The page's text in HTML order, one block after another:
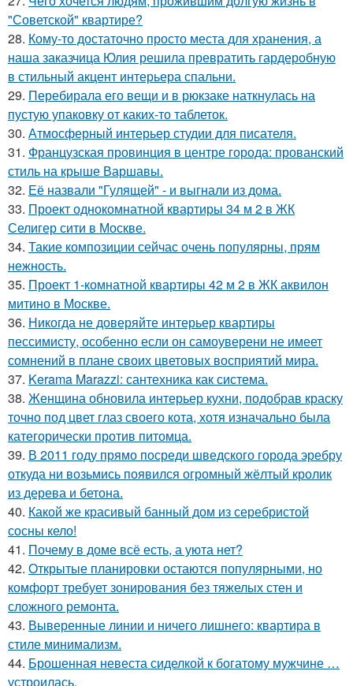
"Советской" квартире?
28. Кому-то достаточно просто места для хранения, а
наша заказчица Юлия решила превратить гардеробную
в стильный акцент интерьера спальни.
29. Перебирала его вещи и в рюкзаке наткнулась на
пустую упаковку от каких-то таблеток.
30. Атмосферный интерьер студии для писателя.
31. Французская провинция в центре города: прованский
стиль на крыше Варшавы.
32. Её назвали "Гулящей" - и выгнали из дома.
33. Проект однокомнатной квартиры 34 м 2 в ЖК
Селигер сити в Москве.
34. Такие композиции сейчас очень популярны, прям
нежность.
35. Проект 1-комнатной квартиры 42 м 2 в ЖК аквилон
митино в Москве.
36. Никогда не доверяйте интерьер квартиры
пессимисту, особенно если он самоуверени не имеет
сомнений в плане своих цветовых восприятий мира.
37. Kerama Marazzi: сантехника как система.
38. Женщина обновила интерьер кухни, подобрав краску
точно под цвет глаз своего кота, хотя изначально была
категорически против питомца.
39. В 2011 году прямо посреди шведского города эребру
откуда ни возьмись появился огромный жёлтый кролик
из дерева и бетона.
40. Какой же красивый банный дом из серебристой
сосны кело!
41. Почему в доме всё есть, а уюта нет?
42. Открытые планировки остаются популярными, но
комфорт требует зонирования без тяжелых стен и
сложного ремонта.
43. Выверенные линии и ничего лишнего: квартира в
стиле минимализм.
44. Брошенная невеста сиделкой к богатому мужчине …
устроилась.